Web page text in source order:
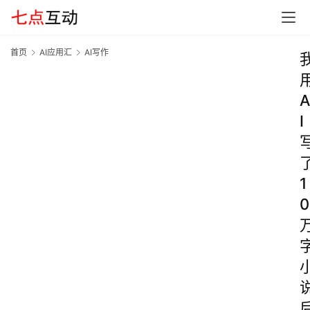
首页 AI应用汇 AI写作
A
I
1
0